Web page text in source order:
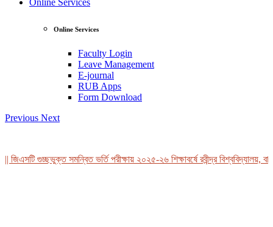
Online Services
Faculty Login
Leave Management
E-journal
RUB Apps
Form Download
Previous Next
গুচ্ছভুক্ত সমন্বিত ভর্তি পরীক্ষায় ২০২৫-২৬ শিক্ষাবর্ষে রবীন্দ্র বিশ্ববিদ্যালয়,